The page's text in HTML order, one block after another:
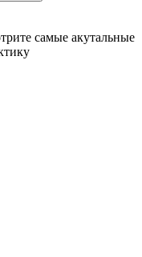
самые акутальные